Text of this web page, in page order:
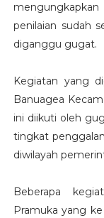
penilaian sudah
diganggu gugat.
Kegiatan yang
Banuagea
ini diikuti oleh
tingkat
diwilayah
Beberapa
Pramuka yang